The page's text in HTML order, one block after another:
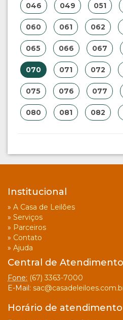
046 049 051
060 061 062
065 066 067
070 071 072
075 076 077
080 081 082
Institucional
» A Casa de Leilões
» Serviços
» Parceiros
» Contato
» Ajuda
Central de Atendimento
Fone: (67) 3363-7000
E-Mail:
Horário de atendimento